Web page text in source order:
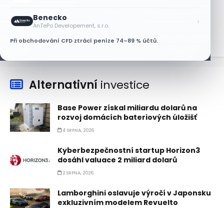
Benecko
AnTePo Developement, s.r.o. ›
Při obchodování CFD ztrácí peníze 74–89 % účtů.
6 SRPNA, 2026
Alternativní investice
Base Power získal miliardu dolarů na
rozvoj domácích bateriových úložišť
4 SRPNA, 2026
Kyberbezpečnostní startup Horizon3
dosáhl valuace 2 miliard dolarů
2 SRPNA, 2026
Lamborghini oslavuje výročí v Japonsku
exkluzivním modelem Revuelto